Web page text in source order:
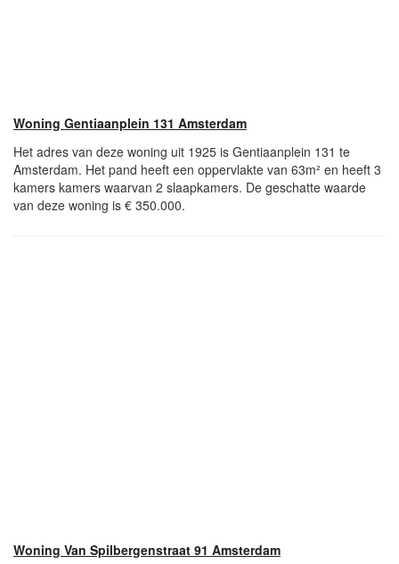
Woning Gentiaanplein 131 Amsterdam
Het adres van deze woning uit 1925 is Gentiaanplein 131 te
Amsterdam. Het pand heeft een oppervlakte van 63m² en heeft 3
kamers kamers waarvan 2 slaapkamers. De geschatte waarde
van deze woning is € 350.000.
Woning Van Spilbergenstraat 91 Amsterdam